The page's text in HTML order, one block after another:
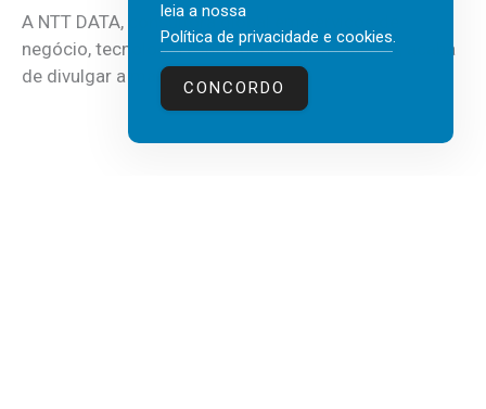
A NTT DATA, consultora global em serviços de
negócio, tecnologia e inteligência artificial (IA), acaba
de divulgar a mais recente...
leia a nossa
Política de privacidade e cookies.
CONCORDO